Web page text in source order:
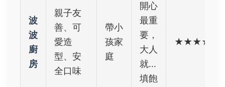
波
波
廚
房
親子友
善、可
愛造
型、安
全口味
帶小
孩家
庭
開心
最重
要，
大人
就...
填飽
★★★☆☆